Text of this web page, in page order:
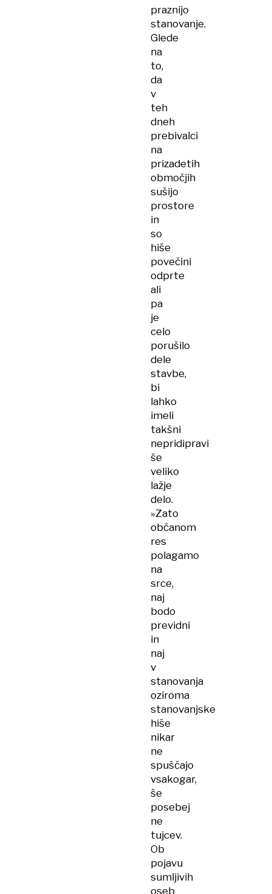
praznijo
stanovanje.
Glede
na
to,
da
v
teh
dneh
prebivalci
na
prizadetih
območjih
sušijo
prostore
in
so
hiše
povečini
odprte
ali
pa
je
celo
porušilo
dele
stavbe,
bi
lahko
imeli
takšni
nepridipravi
še
veliko
lažje
delo.
»Zato
občanom
res
polagamo
na
srce,
naj
bodo
previdni
in
naj
v
stanovanja
oziroma
stanovanjske
hiše
nikar
ne
spuščajo
vsakogar,
še
posebej
ne
tujcev.
Ob
pojavu
sumljivih
oseb